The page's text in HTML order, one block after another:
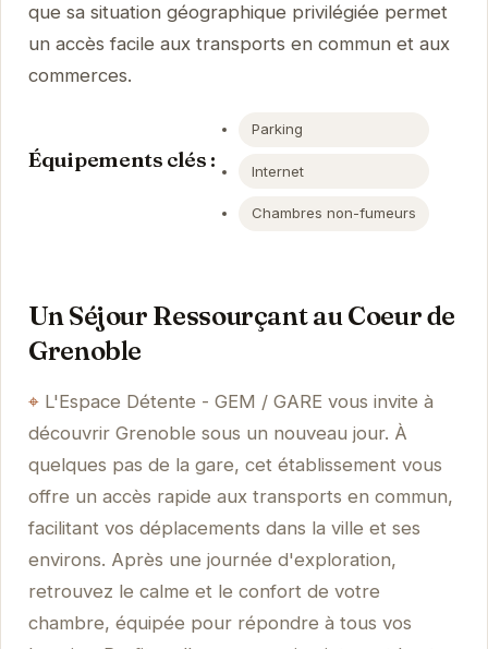
que sa situation géographique privilégiée permet
un accès facile aux transports en commun et aux
commerces.
Équipements clés :
Parking
Internet
Chambres non-fumeurs
Un Séjour Ressourçant au Coeur de
Grenoble
L'Espace Détente - GEM / GARE vous invite à
découvrir Grenoble sous un nouveau jour. À
quelques pas de la gare, cet établissement vous
offre un accès rapide aux transports en commun,
facilitant vos déplacements dans la ville et ses
environs. Après une journée d'exploration,
retrouvez le calme et le confort de votre
chambre, équipée pour répondre à tous vos